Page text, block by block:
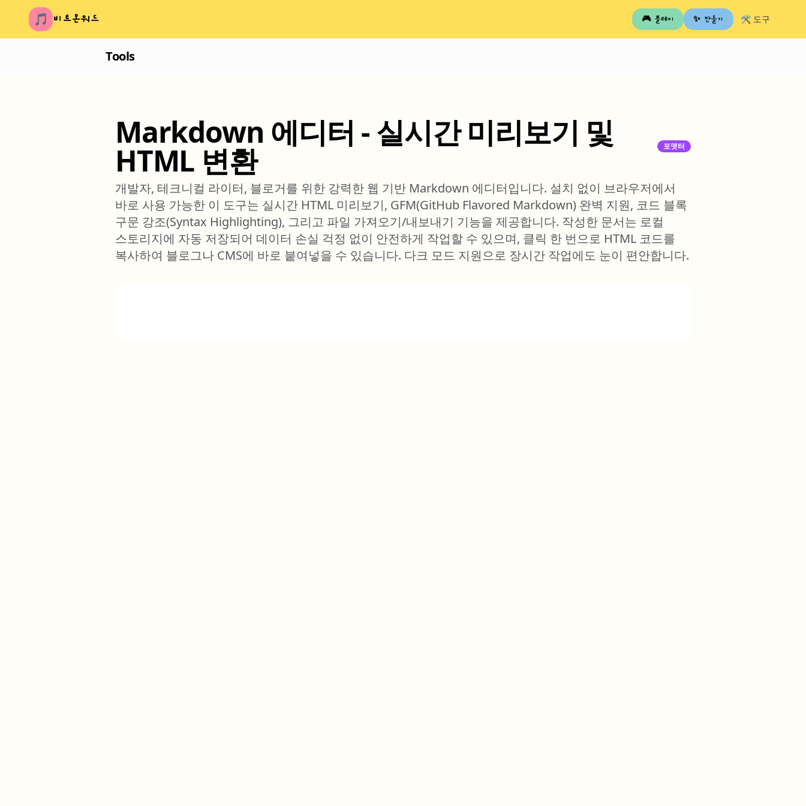
🎵 비트온워드 🎮 플레이 ✨ 만들기 🛠️ 도구
Tools
Markdown 에디터 - 실시간 미리보기 및
HTML 변환 포맷터
개발자, 테크니컬 라이터, 블로거를 위한 강력한 웹 기반 Markdown 에디터입니다. 설치 없이 브라우저에서
바로 사용 가능한 이 도구는 실시간 HTML 미리보기, GFM(GitHub Flavored Markdown) 완벽 지원, 코드 블록
구문 강조(Syntax Highlighting), 그리고 파일 가져오기/내보내기 기능을 제공합니다. 작성한 문서는 로컬
스토리지에 자동 저장되어 데이터 손실 걱정 없이 안전하게 작업할 수 있으며, 클릭 한 번으로 HTML 코드를
복사하여 블로그나 CMS에 바로 붙여넣을 수 있습니다. 다크 모드 지원으로 장시간 작업에도 눈이 편안합니다.